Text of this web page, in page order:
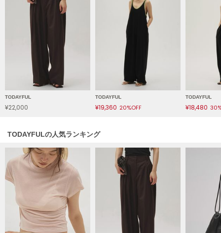
le coq sportif
ルコックスポルティフ
レスポートサック
LILY BROWN
LILY BROWN Lingerie
LITTLE UNION TOKYO
リトルユニオン トウキョウ
made of Organics
メイドオブオーガニクス
TODAYFUL
¥22,000
TODAYFUL
¥19,360 20%OFF
TODAYFUL
¥18,480
TODAYFULの人気ランキング